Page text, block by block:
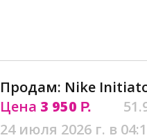
Продам: Nike
Цена 3 950 Р.
24 июля 2026 г. в